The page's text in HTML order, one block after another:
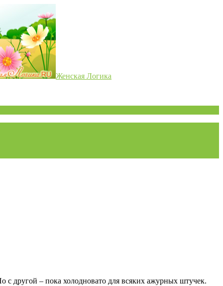
Женская Логика
другой – пока холодновато для всяких ажурных штучек.